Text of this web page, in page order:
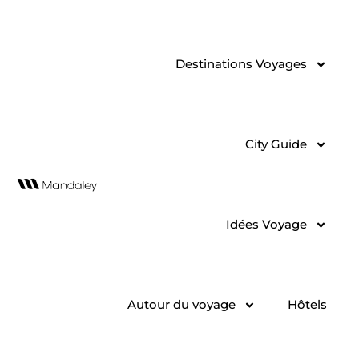
Destinations Voyages
City Guide
Idées Voyage
Autour du voyage Hôtels